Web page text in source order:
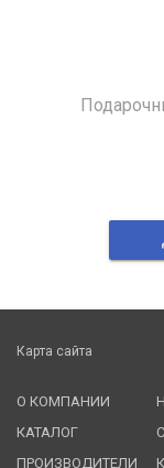
Карта сайта
О КОМПАНИИ
КАТАЛОГ
ПРОИЗВОДИТЕЛИ